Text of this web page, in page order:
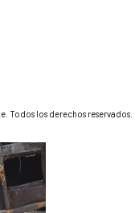
Todos los derechos reservados.